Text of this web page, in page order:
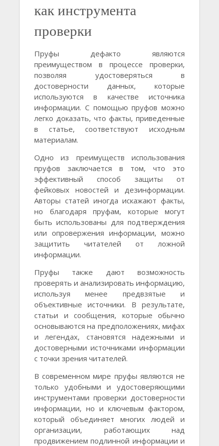
как инструмента
проверки
Пруфы дефакто являются
преимуществом в процессе проверки,
позволяя удостоверяться в
достоверности данных, которые
используются в качестве источника
информации. С помощью пруфов можно
легко доказать, что факты, приведенные
в статье, соответствуют исходным
материалам.
Одно из преимуществ использования
пруфов заключается в том, что это
эффективный способ защиты от
фейковых новостей и дезинформации.
Авторы статей иногда искажают факты,
но благодаря пруфам, которые могут
быть использованы для подтверждения
или опровержения информации, можно
защитить читателей от ложной
информации.
Пруфы также дают возможность
проверять и анализировать информацию,
используя менее предвзятые и
объективные источники. В результате,
статьи и сообщения, которые обычно
основываются на предположениях, мифах
и легендах, становятся надежными и
достоверными источниками информации
с точки зрения читателей.
В современном мире пруфы являются не
только удобными и удостоверяющими
инструментами проверки достоверности
информации, но и ключевым фактором,
который объединяет многих людей и
организации, работающих над
продвижением подлинной информации и